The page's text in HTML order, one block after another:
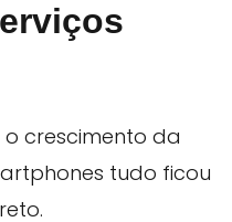
o crescimento da
tudo ficou